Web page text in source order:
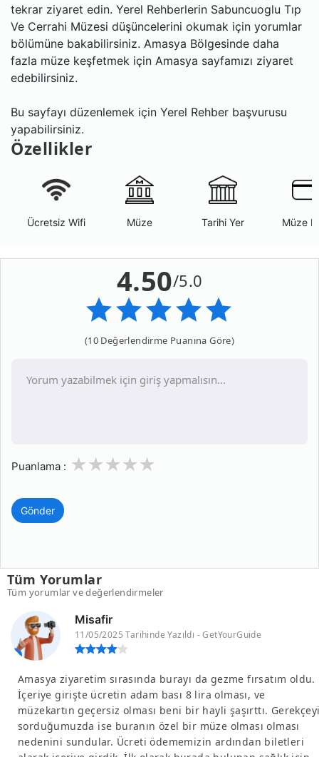
tekrar ziyaret edin. Yerel Rehberlerin Sabuncuoglu Tıp
Ve Cerrahi Müzesi düşüncelerini okumak için yorumlar
bölümüne bakabilirsiniz. Amasya Bölgesinde daha
fazla müze keşfetmek için Amasya sayfamızı ziyaret
edebilirsiniz.
Bu sayfayı düzenlemek için Yerel Rehber başvurusu
yapabilirsiniz.
Özellikler
Ücretsiz Wifi Müze Tarihi Yer Müze
4.50/5.0
(10 Değerlendirme Puanına Göre)
Puanlama : 3
2
1
Gönder
Tüm Yorumlar
Tüm yorumlar ve değerlendirmeler
Misafir
11/05/2025 Tarihinde Yazıldı - GetYourGuide
Amasya ziyaretim sırasında burayı da gezme fırsatım oldu.
İçeriye girişte ücretin adam bası 8 lira olması, ve
müzekartın geçersiz olması beni bir hayli şaşırttı.
sorduğumuzda ise buranın özel bir müze olması olması
nedenini sundular. Ücreti ödememizin ardından biletleri